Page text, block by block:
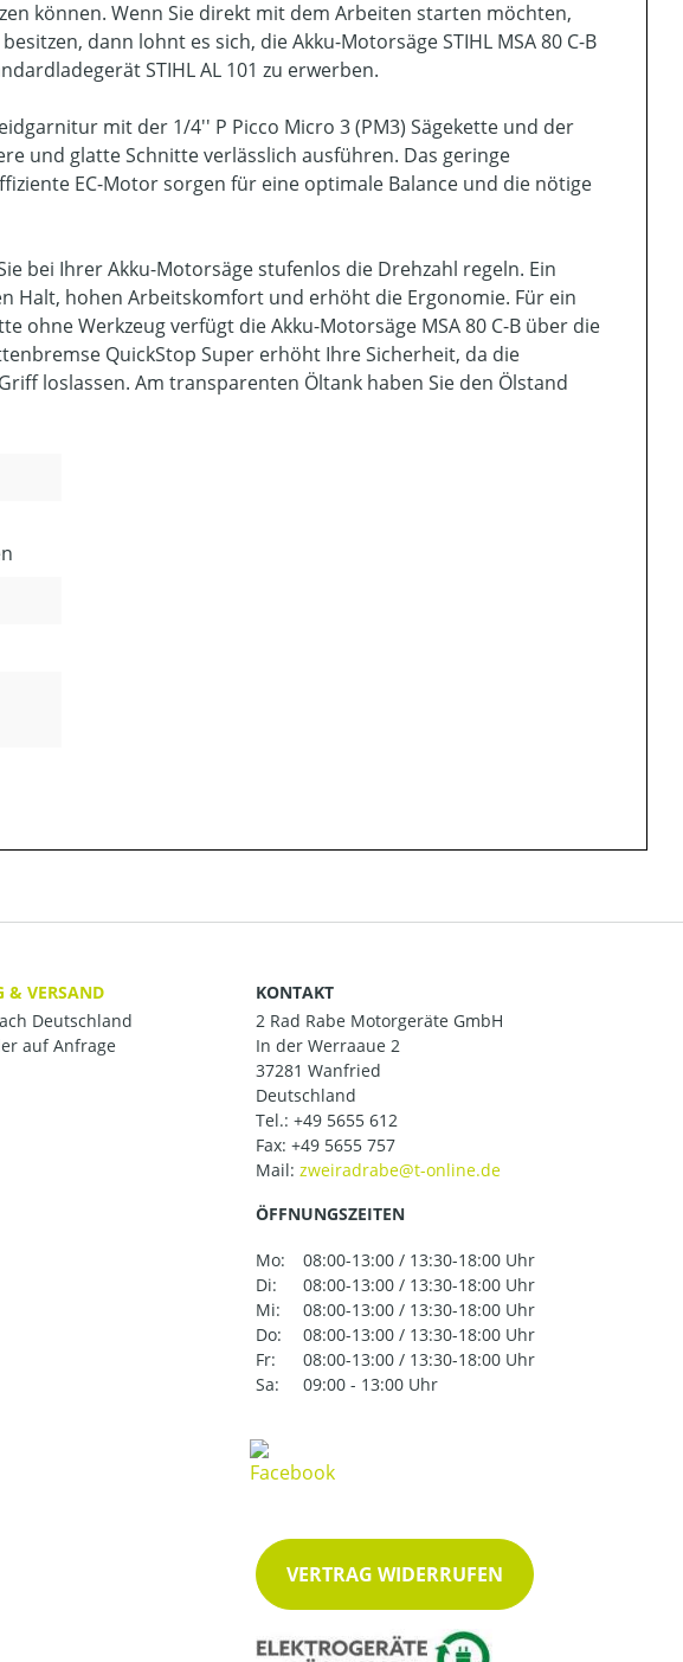
können. Wenn Sie direkt mit dem Arbeiten starten möchten,
dann lohnt es sich, die Akku-Motorsäge STIHL MSA 80 C-B
STIHL AL 101 zu erwerben.
mit der 1/4'' P Picco Micro 3 (PM3) Sägekette und der
und glatte Schnitte verlässlich ausführen. Das geringe
EC-Motor sorgen für eine optimale Balance und die nötige
bei Ihrer Akku-Motorsäge stufenlos die Drehzahl regeln. Ein
Halt, hohen Arbeitskomfort und erhöht die Ergonomie. Für ein
ohne Werkzeug verfügt die Akku-Motorsäge MSA 80 C-B über die
QuickStop Super erhöht Ihre Sicherheit, da die
loslassen. Am transparenten Öltank haben Sie den Ölstand
& VERSAND
Deutschland
auf Anfrage
KONTAKT
2 Rad Rabe Motorgeräte GmbH
In der Werraaue 2
37281 Wanfried
Deutschland
Tel.: +49 5655 612
Fax: +49 5655 757
Mail:
ÖFFNUNGSZEITEN
Mo:
08:00-13:00 / 13:30-18:00 Uhr
Di:
08:00-13:00 / 13:30-18:00 Uhr
Mi:
08:00-13:00 / 13:30-18:00 Uhr
Do:
08:00-13:00 / 13:30-18:00 Uhr
Fr:
08:00-13:00 / 13:30-18:00 Uhr
Sa:
09:00 - 13:00 Uhr
VERTRAG WIDERRUFEN